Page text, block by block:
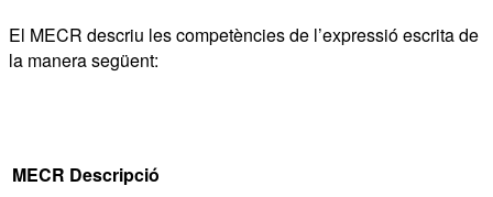
El MECR descriu les competències de l’expressió escrita de
la manera següent:
MECR Descripció